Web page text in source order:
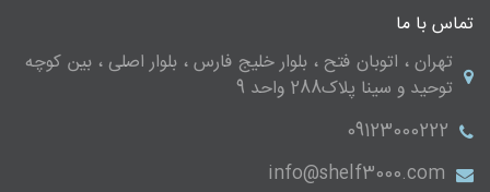
تماس با ما
تهران ، اتوبان فتح ، بلوار خلیج فارس ، بلوار اصلی ، بین کوچه
توحید و سینا پلاک288 واحد 9
09123000222
info@shelf3000.com